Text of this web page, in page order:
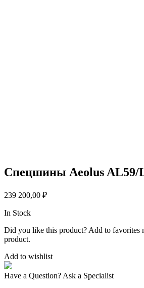
Спецшины Aeolus AL59/
239 200,00 ₽
In Stock
Did you like this product? Add to favorites
product.
Add to wishlist
Have a Question? Ask a Specialist